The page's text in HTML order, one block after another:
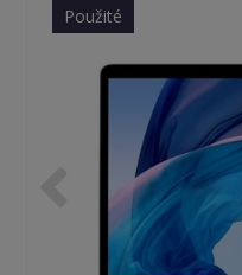
Použité